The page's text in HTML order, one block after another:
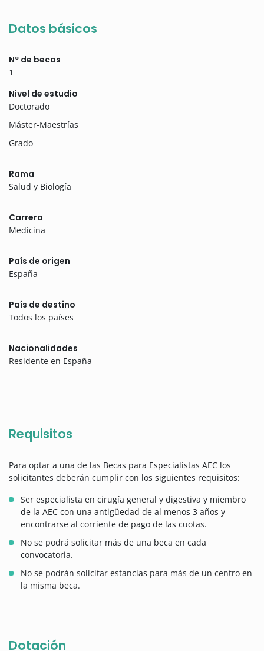
Datos básicos
Nº de becas
1
Nivel de estudio
Doctorado
Máster-Maestrías
Grado
Rama
Salud y Biología
Carrera
Medicina
País de origen
España
País de destino
Todos los países
Nacionalidades
Residente en España
Requisitos
Para optar a una de las Becas para Especialistas AEC los
solicitantes deberán cumplir con los siguientes requisitos:
Ser especialista en cirugía general y digestiva y miembro
de la AEC con una antigüedad de al menos 3 años y
encontrarse al corriente de pago de las cuotas.
No se podrá solicitar más de una beca en cada
convocatoria.
No se podrán solicitar estancias para más de un centro en
la misma beca.
Dotación